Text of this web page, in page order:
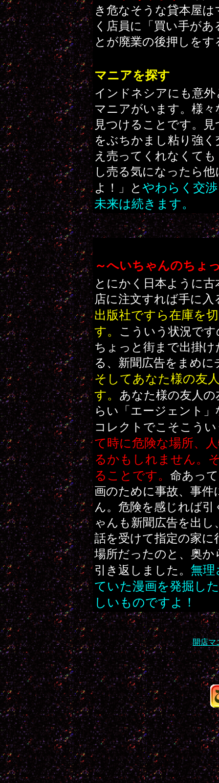
き危なそうな貸本屋
く店員に「買い手が
とが廃業の後押しを
マニアを探す
インドネシアにも意
マニアがいます。様
見つけることです。
をぶちかまし粘り強
え売ってくれなくて
し売る気になったら
よ！」と やわらく交
未来は続きます。
～へいちゃんのちょ
とにかく日本ように
店に注文すれば手に
出版社ですら在庫を
す。 こういう状況で
ちょっと街まで出掛
る、新聞広告をまめ
そしてあなた様の友
す。 あなた様の友人
らい「エージェント
コレクトでこそこう
て時に危険な場所、
るかもしれません。
ることです。 命あっ
画のために事故、事
ん。危険を感じれば
ゃんも新聞広告を出
話を受けて指定の家
場所だったのと、奥
引き返しました。 無理
ていた漫画を発掘し
しいものですよ！
開店マ